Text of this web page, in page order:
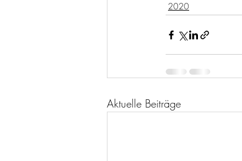
2020
Aktuelle Beiträge